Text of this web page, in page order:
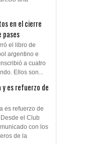
en el cierre
pases
el libro de
argentino e
a cuatro
Ellos son...
y es refuerzo de
es refuerzo de
el Club
con los
de la